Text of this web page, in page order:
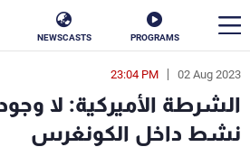
PROGRAMS
NEWSCASTS
02 Aug 2023
23:04 PM
الشرطة الأميركية: لا
نشط داخل الكونغرس
en
الأخبار